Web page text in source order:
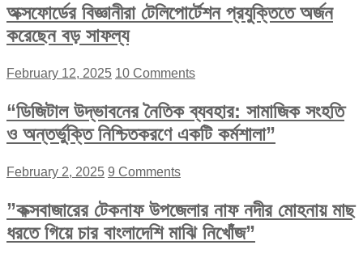
অক্সফোর্ডের বিজ্ঞানীরা টেলিপোর্টেশন প্রযুক্তিতে অর্জন
করেছেন বড় সাফল্য
February 12, 2025 10 Comments
“ডিজিটাল উদ্ভাবনের নৈতিক ব্যবহার: সামাজিক সংহতি
ও অন্তর্ভুক্তি নিশ্চিতকরণে একটি কর্মশালা”
February 2, 2025 9 Comments
”কক্সবাজারের টেকনাফ উপজেলার নাফ নদীর মোহনায় মাছ
ধরতে গিয়ে চার বাংলাদেশি মাঝি নিখোঁজ”